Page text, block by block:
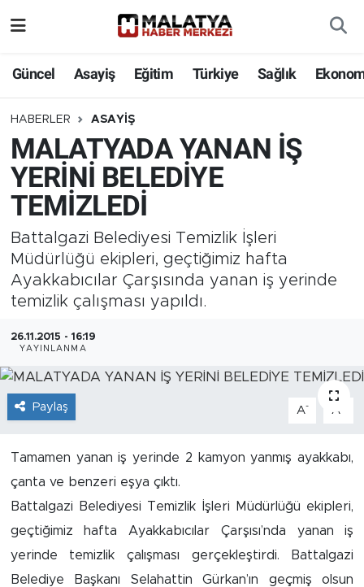
Güncel Asayiş Eğitim Türkiye Sağlık
HABERLER ASAYIŞ
MALATYADA YANAN İŞ
YERİNİ BELEDİYE
TEMİZLEDİ
Battalgazi Belediyesi Temizlik İşleri
Müdürlüğü ekipleri, geçtiğimiz hafta
Ayakkabıcılar Çarşısında yanan iş yerinde
temizlik çalışması yapıldı.
26.11.2015 - 16:19
YAYINLANMA
Paylaş A- A
Tamamen yanan iş yerinde 2 kamyon yanmış ayakkabı,
çanta ve benzeri eşya çıktı.
Battalgazi Belediyesi Temizlik İşleri Müdürlüğü ekipleri,
geçtiğimiz hafta Ayakkabıcılar Çarşısı’nda yanan iş
yerinde temizlik çalışması gerçekleştirdi. Battalgazi
Belediye Başkanı Selahattin Gürkan’ın geçmiş olsun
Eğitim
Türkiye
Sağlık
Güncel
Kültür
Teknoloji
İş İlanları
Spor
Yazıhan
Kuluncak